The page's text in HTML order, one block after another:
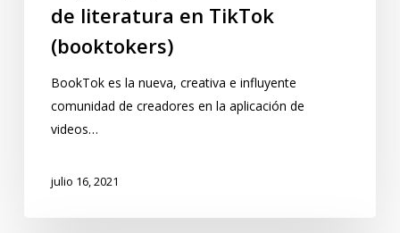
de literatura en TikTok
(booktokers)
BookTok es la nueva, creativa e influyente
comunidad de creadores en la aplicación de
videos…
julio 16, 2021